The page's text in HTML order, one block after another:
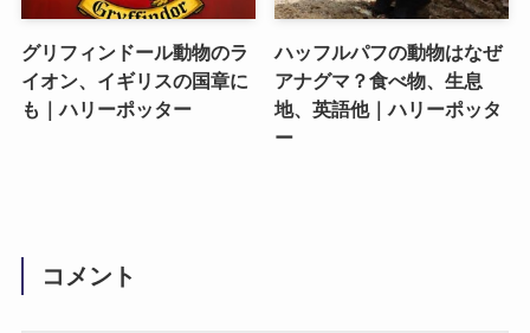
グリフィンドール動物のラ
イオン、イギリスの国章に
も｜ハリーポッター
ハッフルパフの動物はなぜ
アナグマ？食べ物、生息
地、英語他｜ハリーポッタ
ー
コメント